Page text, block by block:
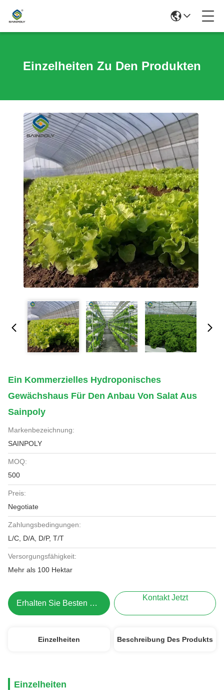
Einzelheiten Zu Den Produkten
Ein Kommerzielles Hydroponisches
Gewächshaus Für Den Anbau Von Salat Aus
Sainpoly
Markenbezeichnung:
SAINPOLY
MOQ:
500
Preis:
Negotiate
Zahlungsbedingungen:
L/C, D/A, D/P, T/T
Versorgungsfähigkeit:
Mehr als 100 Hektar
Erhalten Sie Besten Preis
Kontakt Jetzt
Einzelheiten Beschreibung Des Produkts
Einzelheiten